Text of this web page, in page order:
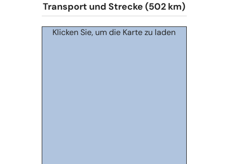
Transport und Strecke (502 km)
Klicken Sie, um die Karte zu laden